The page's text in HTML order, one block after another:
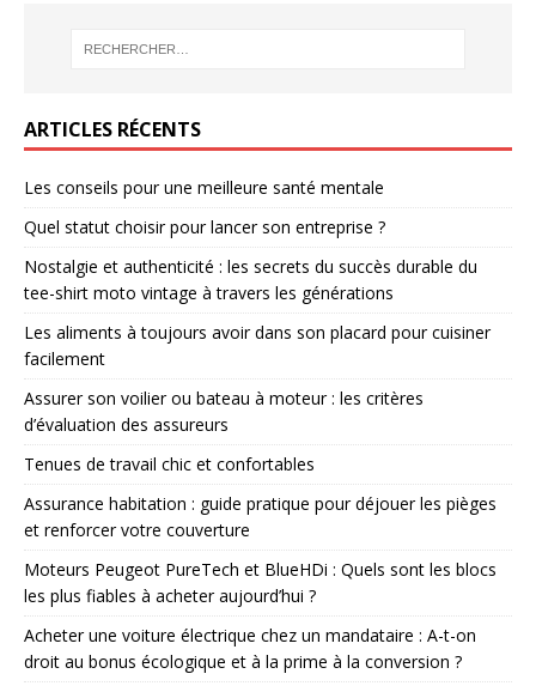
ARTICLES RÉCENTS
Les conseils pour une meilleure santé mentale
Quel statut choisir pour lancer son entreprise ?
Nostalgie et authenticité : les secrets du succès durable du
tee-shirt moto vintage à travers les générations
Les aliments à toujours avoir dans son placard pour cuisiner
facilement
Assurer son voilier ou bateau à moteur : les critères
d’évaluation des assureurs
Tenues de travail chic et confortables
Assurance habitation : guide pratique pour déjouer les pièges
et renforcer votre couverture
Moteurs Peugeot PureTech et BlueHDi : Quels sont les blocs
les plus fiables à acheter aujourd’hui ?
Acheter une voiture électrique chez un mandataire : A-t-on
droit au bonus écologique et à la prime à la conversion ?